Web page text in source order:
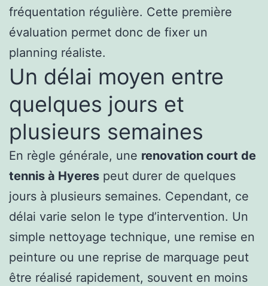
fréquentation régulière. Cette première
évaluation permet donc de fixer un
planning réaliste.
Un délai moyen entre
quelques jours et
plusieurs semaines
En règle générale, une renovation court de
tennis à Hyeres peut durer de quelques
jours à plusieurs semaines. Cependant, ce
délai varie selon le type d’intervention. Un
simple nettoyage technique, une remise en
peinture ou une reprise de marquage peut
être réalisé rapidement, souvent en moins